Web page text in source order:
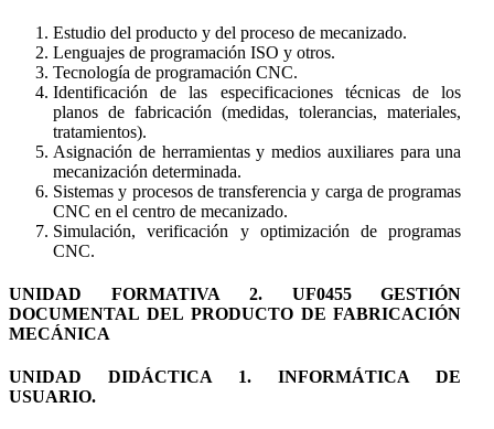
Estudio del producto y del proceso de mecanizado.
Lenguajes de programación ISO y otros.
Tecnología de programación CNC.
Identificación de las especificaciones técnicas de los
planos de fabricación (medidas, tolerancias, materiales,
tratamientos).
Asignación de herramientas y medios auxiliares para una
mecanización determinada.
Sistemas y procesos de transferencia y carga de programas
CNC en el centro de mecanizado.
Simulación, verificación y optimización de programas
CNC.
UNIDAD FORMATIVA 2. UF0455 GESTIÓN
DOCUMENTAL DEL PRODUCTO DE FABRICACIÓN
MECÁNICA
UNIDAD DIDÁCTICA 1. INFORMÁTICA DE
USUARIO.